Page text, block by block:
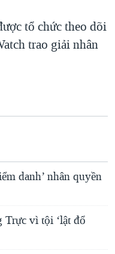
tổ chức theo dõi
trao giải nhân
danh’ nhân quyền
Trực vì tội ‘lật đổ